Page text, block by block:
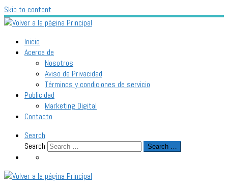
Skip to content
Inicio
Acerca de
Nosotros
Aviso de Privacidad
Términos y condiciones de servicio
Publicidad
Marketing Digital
Contacto
Search
Search
Search …